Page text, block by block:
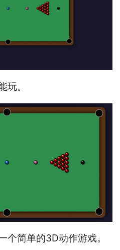
玩。
个简单的3D动作游戏。